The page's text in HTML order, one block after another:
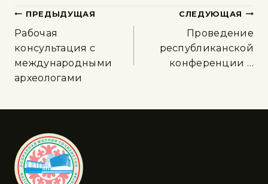
ПРЕДЫДУЩАЯ
Рабочая
консультация с
международными
археологами
СЛЕДУЮЩАЯ
Проведение
республиканской
конференции …